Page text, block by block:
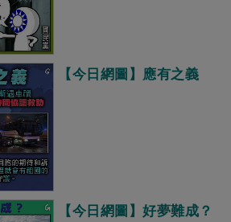
【今日網圖】應有之義
【今日網圖】好夢難成？